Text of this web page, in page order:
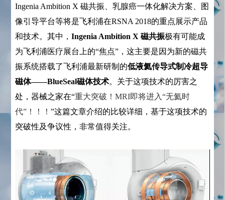
Ingenia Ambition X 磁共振、乳腺癌一体化解决方案、图
像引导平台等将是飞利浦在RSNA 2018的重点展示产品
和技术。其中，Ingenia Ambition X 磁共振极有可能成
为飞利浦医疗展台上的“焦点”，这主要是因为新的磁共
振系统搭载了飞利浦最新研制的低液氦传导式制冷超导
磁体——BlueSeal磁体技术。关于这项技术的厉害之
处，器械之家在“重大突破！MRI即将进入“无氦时
代”！！！”这篇文章介绍的比较详细，基于这项技术的
突破性及争议性，非常值得关注。